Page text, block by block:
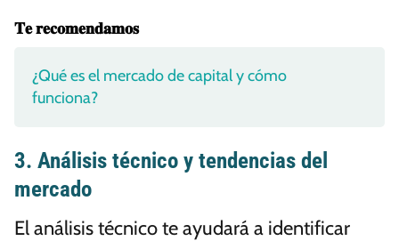
𝐓𝐞 𝐫𝐞𝐜𝐨𝐦𝐞𝐧𝐝𝐚𝐦𝐨𝐬
¿Qué es el mercado de capital y cómo
funciona?
3. Análisis técnico y tendencias del
mercado
El análisis técnico te ayudará a identificar